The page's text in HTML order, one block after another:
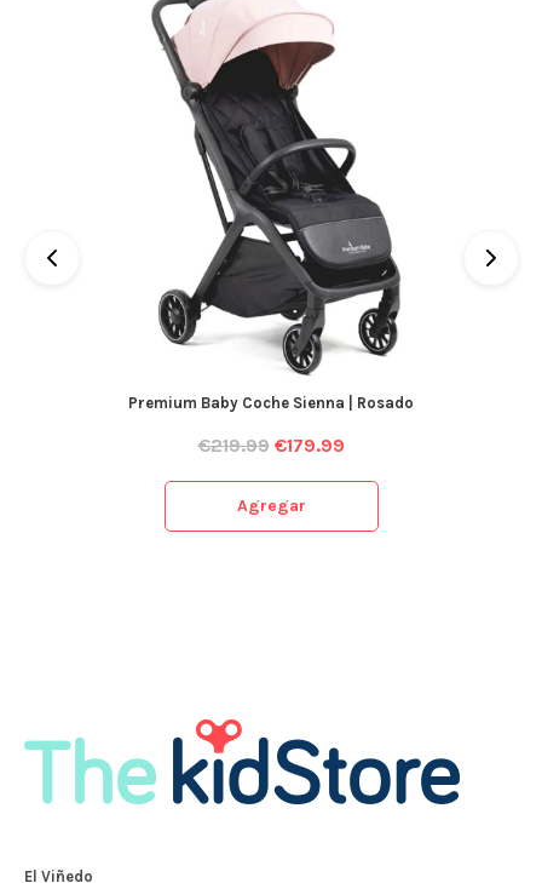
Premium Baby Coche Sienna | Rosado
€219.99 €179.99
Agregar